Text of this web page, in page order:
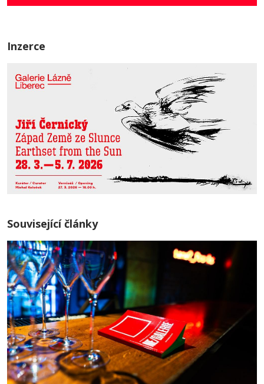
Inzerce
Související články